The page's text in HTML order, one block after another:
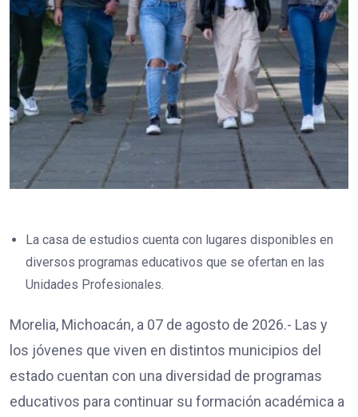
La casa de estudios cuenta con lugares disponibles en
diversos programas educativos que se ofertan en las
Unidades Profesionales.
Morelia, Michoacán, a 07 de agosto de 2026.- Las y
los jóvenes que viven en distintos municipios del
estado cuentan con una diversidad de programas
educativos para continuar su formación académica a